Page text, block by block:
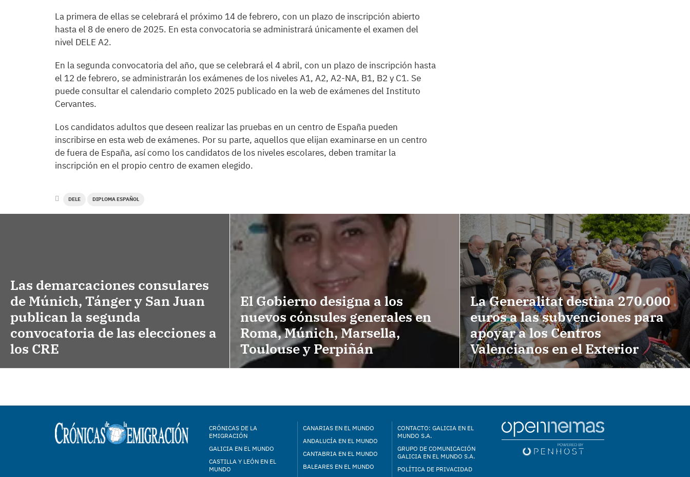
La primera de ellas se celebrará el próximo 14 de febrero, con un plazo de inscripción abierto
hasta el 8 de enero de 2025. En esta convocatoria se administrará únicamente el examen del
nivel DELE A2.
En la segunda convocatoria del año, que se celebrará el 4 abril, con un plazo de inscripción hasta
el 12 de febrero, se administrarán los exámenes de los niveles A1, A2, A2-NA, B1, B2 y C1. Se
puede consultar el calendario completo 2025 publicado en la web de exámenes del Instituto
Cervantes.
Los candidatos adultos que deseen realizar las pruebas en un centro de España pueden
inscribirse en esta web de exámenes. Por su parte, aquellos que elijan examinarse en un centro
de fuera de España, así como los candidatos de los niveles escolares, deben tramitar la
inscripción en el propio centro de examen elegido.
DELE DIPLOMA ESPAÑOL
Las demarcaciones consulares
de Múnich, Tánger y San Juan
publican la segunda
convocatoria de las elecciones a
los CRE
El Gobierno designa a los
nuevos cónsules generales en
Roma, Múnich, Marsella,
Toulouse y Perpiñán
La Generalitat destina 270.000
euros a las subvenciones para
apoyar a los Centros
Valencianos en el Exterior
CRÓNICAS DE LA
EMIGRACIÓN
GALICIA EN EL MUNDO
CASTILLA Y LEÓN EN EL
MUNDO
CANARIAS EN EL MUNDO
ANDALUCÍA EN EL MUNDO
CANTABRIA EN EL MUNDO
BALEARES EN EL MUNDO
CONTACTO: GALICIA EN EL
MUNDO S.A.
GRUPO DE COMUNICACIÓN
GALICIA EN EL MUNDO S.A.
POLÍTICA DE PRIVACIDAD